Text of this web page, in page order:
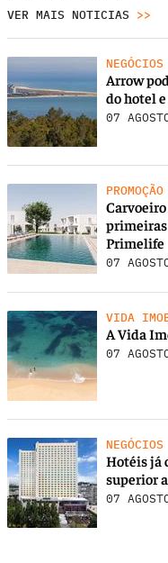
VER MAIS NOTICIAS >>
NEGÓCIOS
Arrow
do hotel
07
primeiras
Primelife
07
VIDA
A Vida
07
NEGÓCIOS
Hotéis já
superior
07